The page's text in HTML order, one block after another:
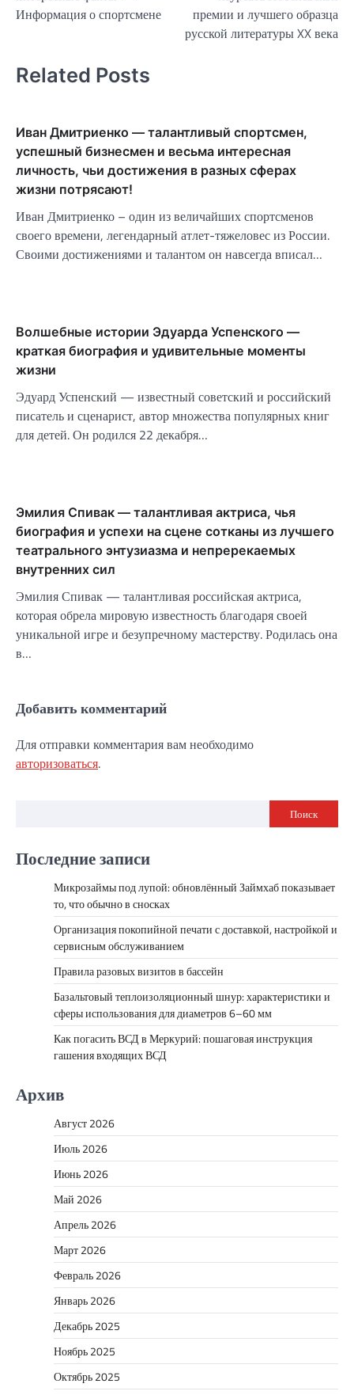
Информация о спортсмене
премии и лучшего образца
русской литературы XX века
Related Posts
Иван Дмитриенко — талантливый спортсмен,
успешный бизнесмен и весьма интересная
личность, чьи достижения в разных сферах
жизни потрясают!
Иван Дмитриенко – один из величайших спортсменов
своего времени, легендарный атлет-тяжеловес из России.
Своими достижениями и талантом он навсегда вписал…
Волшебные истории Эдуарда Успенского —
краткая биография и удивительные моменты
жизни
Эдуард Успенский — известный советский и российский
писатель и сценарист, автор множества популярных книг
для детей. Он родился 22 декабря…
Эмилия Спивак — талантливая актриса, чья
биография и успехи на сцене сотканы из лучшего
театрального энтузиазма и непререкаемых
внутренних сил
Эмилия Спивак — талантливая российская актриса,
которая обрела мировую известность благодаря своей
уникальной игре и безупречному мастерству. Родилась она
в…
Добавить комментарий
Для отправки комментария вам необходимо
авторизоваться.
Поиск
Последние записи
Микрозаймы под лупой: обновлённый Займхаб показывает
то, что обычно в сносках
Организация покопийной печати с доставкой, настройкой и
сервисным обслуживанием
Правила разовых визитов в бассейн
Базальтовый теплоизоляционный шнур: характеристики и
сферы использования для диаметров 6–60 мм
Как погасить ВСД в Меркурий: пошаговая инструкция
гашения входящих ВСД
Архив
Август 2026
Июль 2026
Июнь 2026
Май 2026
Апрель 2026
Март 2026
Февраль 2026
Январь 2026
Декабрь 2025
Ноябрь 2025
Октябрь 2025